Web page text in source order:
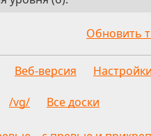
Обновить
Веб-версия Настройки
/vg/ Все доски